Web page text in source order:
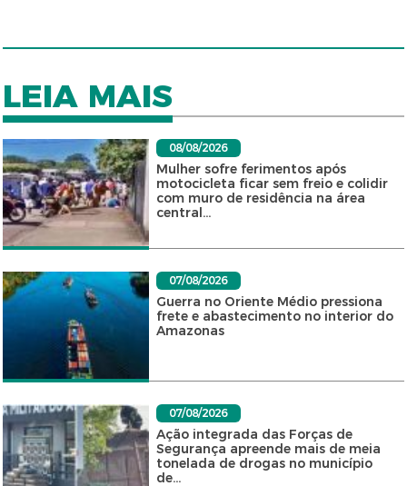
LEIA MAIS
08/08/2026
Mulher sofre ferimentos após
motocicleta ficar sem freio e colidir
com muro de residência na área
central...
07/08/2026
Guerra no Oriente Médio pressiona
frete e abastecimento no interior do
Amazonas
07/08/2026
Ação integrada das Forças de
Segurança apreende mais de meia
tonelada de drogas no município
de...